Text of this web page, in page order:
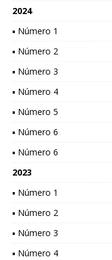
2024
▪ Número 1
▪ Número 2
▪ Número 3
▪ Número 4
▪ Número 5
▪ Número 6
▪ Número 6
2023
▪ Número 1
▪ Número 2
▪ Número 3
▪ Número 4